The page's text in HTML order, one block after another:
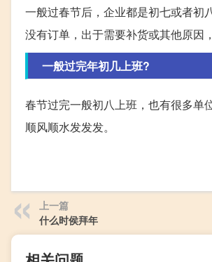
一般过春节后，企业都是初七或者初
没有订单，出于需要补货或其他原因
一般过完年初几上班?
春节过完一般初八上班，也有很多单
顺风顺水发发发。
上一篇
什么时侯拜年